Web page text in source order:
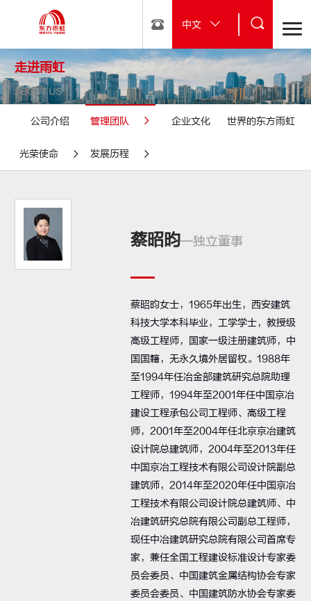
中文
走进雨虹
ABOUT US
公司介绍 管理团队 企业文化 世界的东方雨虹
光荣使命 发展历程
蔡昭昀—独立董事
蔡昭昀女士，1965年出生，西安建筑
科技大学本科毕业，工学学士，教授级
高级工程师，国家一级注册建筑师，中
国国籍，无永久境外居留权。1988年
至1994年任冶金部建筑研究总院助理
工程师，1994年至2001年任中国京冶
建设工程承包公司工程师、高级工程
师，2001年至2004年任北京京冶建筑
设计院总建筑师，2004年至2013年任
中国京冶工程技术有限公司设计院副总
建筑师，2014年至2020年任中国京冶
工程技术有限公司设计院总建筑师、中
冶建筑研究总院有限公司副总工程师，
现任中冶建筑研究总院有限公司首席专
家，兼任全国工程建设标准设计专家委
员会委员、中国建筑金属结构协会专家
委员会委员、中国建筑防水协会专家委